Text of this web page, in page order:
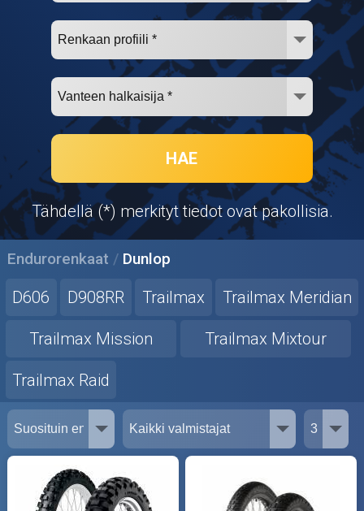
Mopoauton osat
Mönkijän osat
Puutarha ja metsä
Ajovarusteet
Nastarenkaat
Renkaat ja vanteet
Outlet-tuotteet
HAE
Tähdellä (*) merkityt tiedot ovat pakollisia.
Endurorenkaat Dunlop
D606 D908RR Trailmax Trailmax Meridian
Trailmax Mission Trailmax Mixtour
Trailmax Raid